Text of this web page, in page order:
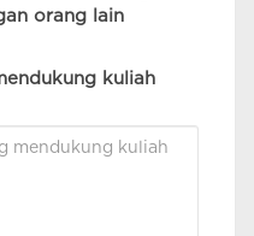
orang lain
kuliah